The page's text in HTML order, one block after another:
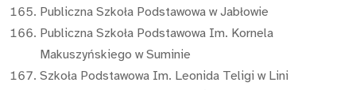
Publiczna Szkoła Podstawowa w Jabłowie
Publiczna Szkoła Podstawowa Im. Kornela
Makuszyńskiego w Suminie
Szkoła Podstawowa Im. Leonida Teligi w Lini